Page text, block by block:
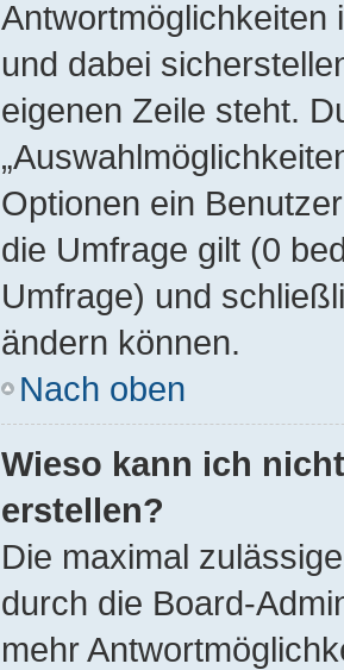
Antwortmöglichkeiten
und dabei
eigenen Zeile steht.
Optionen ein
die Umfrage gilt (0
Umfrage) und
ändern können.
Nach oben
Wieso kann ich
erstellen?
Die maximal
durch die Board-
mehr